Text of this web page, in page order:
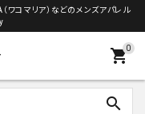
コマリア）などのメンズアパレル
0
shopping_cart
search